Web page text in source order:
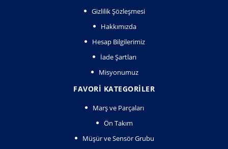
Gizlilik Şözleşmesi
Hakkımızda
Hesap Bilgilerimiz
İade Şartları
Misyonumuz
FAVORI KATEGORILER
Marş ve Parçaları
Ön Takım
Müşür ve Sensör Grubu